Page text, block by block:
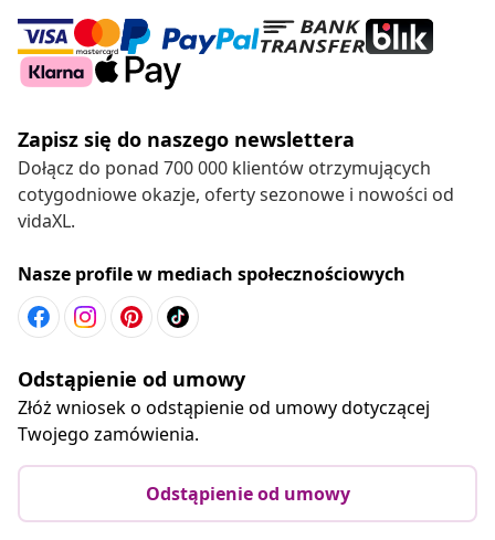
Obsługiwane metody płatności
Zapisz się do naszego newslettera
Dołącz do ponad 700 000 klientów otrzymujących
vidaXL.
Nasze profile w mediach społecznościowych
Odstąpienie od umowy
Złóż wniosek o odstąpienie od umowy dotyczącej
Twojego zamówienia.